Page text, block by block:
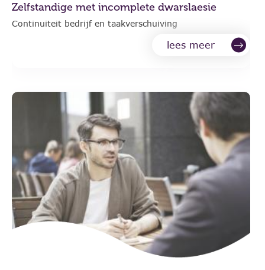
Zelfstandige met incomplete dwarslaesie
Continuiteit bedrijf en taakverschuiving
lees meer